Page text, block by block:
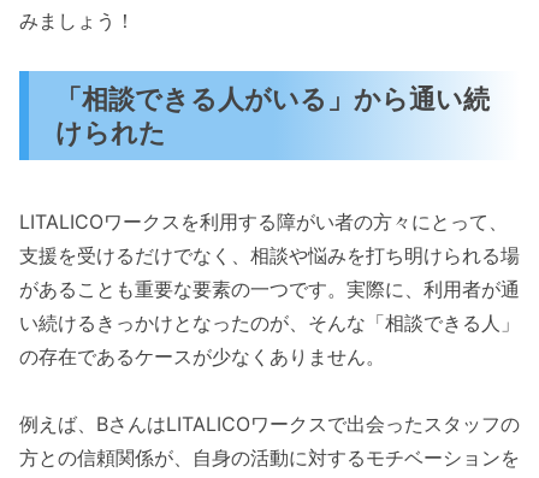
みましょう！
「相談できる人がいる」から通い続
けられた
LITALICOワークスを利用する障がい者の方々にとって、
支援を受けるだけでなく、相談や悩みを打ち明けられる場
があることも重要な要素の一つです。実際に、利用者が通
い続けるきっかけとなったのが、そんな「相談できる人」
の存在であるケースが少なくありません。
例えば、BさんはLITALICOワークスで出会ったスタッフの
方との信頼関係が、自身の活動に対するモチベーションを